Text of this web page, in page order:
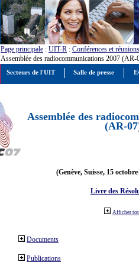
Page principale : UIT-R : Conférences et réunions
Assemblée des radiocommunications 2007 (AR-
Assemblée des
(AR-
(Genève, Suisse, 15
Livre des
Afficher
Documents
Publications
Secteurs de l'UIT Salle de presse